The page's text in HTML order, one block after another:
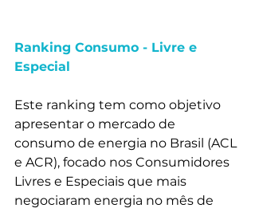
Ranking Consumo - Livre e
Especial
Este ranking tem como objetivo
apresentar o mercado de
consumo de energia no Brasil (ACL
e ACR), focado nos Consumidores
Livres e Especiais que mais
negociaram energia no mês de